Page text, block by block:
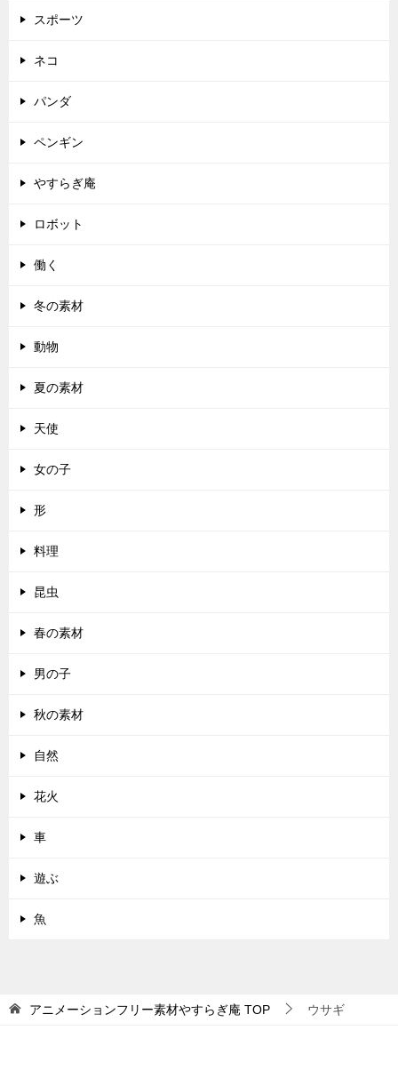
スポーツ
ネコ
パンダ
ペンギン
やすらぎ庵
ロボット
働く
冬の素材
動物
夏の素材
天使
女の子
形
料理
昆虫
春の素材
男の子
秋の素材
自然
花火
車
遊ぶ
魚
アニメーションフリー素材やすらぎ庵 TOP ウサギ